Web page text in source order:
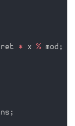
ret * x % mod ;
;